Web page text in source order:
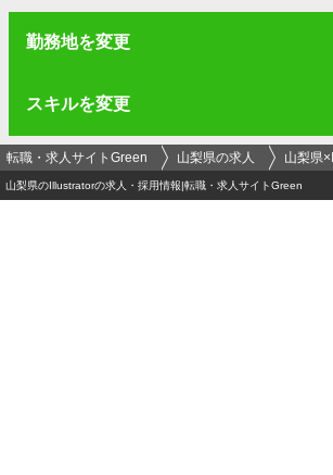
勤務地を変更
スキルを変更
転職・求人サイトGreen 山梨県の求人 山梨県
山梨県のIllustratorの求人・採用情報|転職・求人サイトGreen